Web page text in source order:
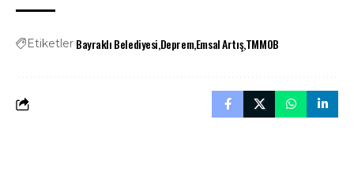
Etiketler Bayraklı BelediyesiDepremEmsal ArtışTMMOB